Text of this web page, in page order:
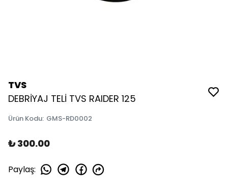
TVS
DEBRİYAJ TELİ TVS RAIDER 125
Ürün Kodu: GMS-RD0002
₺ 300.00
Paylaş: